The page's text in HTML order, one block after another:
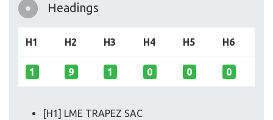
Headings
H1 H2 H3 H4 H5 H6
1 9 1 0 0 0
[H1] LME TRAPEZ SAC